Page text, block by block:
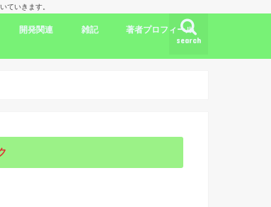
ていきます。
search
報 海外劇評
KDP
開発関連
開発言語
iPhone/Mac
WordPress
Ubuntu
集合知/人工知能
雑記
日本
アメリカ
韓国
中国
著者プロフィール